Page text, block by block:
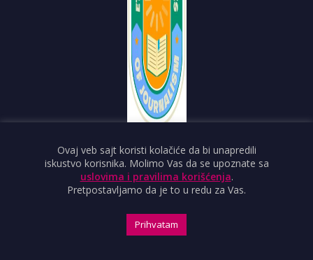
ndnvns@gmail.com
O PORTALU
IMPRESUM
USLOVI KORIŠĆENJA
Ovaj veb sajt koristi kolačiće da bi unapredili
iskustvo korisnika. Molimo Vas da se upoznate sa
uslovima i pravilima korišćenja.
Pretpostavljamo da je to u redu za Vas.
Prihvatam